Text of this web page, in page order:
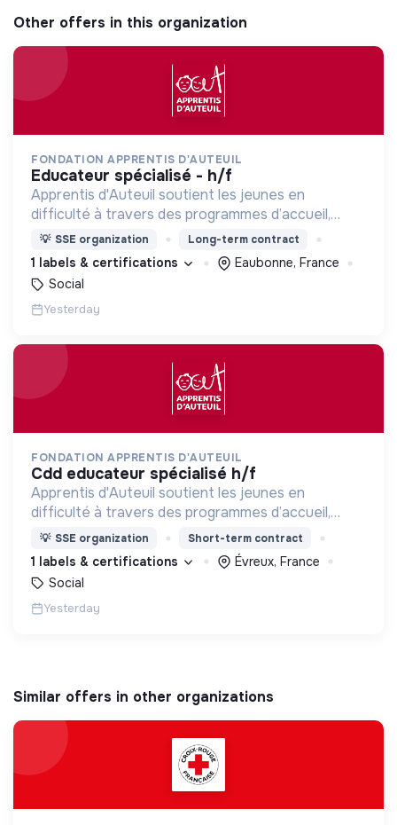
Other offers in this organization
FONDATION APPRENTIS D'AUTEUIL
educateur spécialisé - h/f
Apprentis d'Auteuil soutient les jeunes en
difficulté à travers des programmes d’accueil,
d’éducation, de formation et d’insertion pour leur
permettre de devenir des hommes et des femmes
debout.
💡 SSE organization Long-term contract
1 labels & certifications
Eaubonne, France
Social
Yesterday
FONDATION APPRENTIS D'AUTEUIL
cdd educateur spécialisé h/f
Apprentis d'Auteuil soutient les jeunes en
difficulté à travers des programmes d’accueil,
d’éducation, de formation et d’insertion pour leur
permettre de devenir des hommes et des femmes
debout.
💡 SSE organization Short-term contract
1 labels & certifications
Évreux, France
Social
Yesterday
Similar offers in other organizations